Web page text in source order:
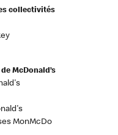
collectivités
McDonald’s
MonMcDo